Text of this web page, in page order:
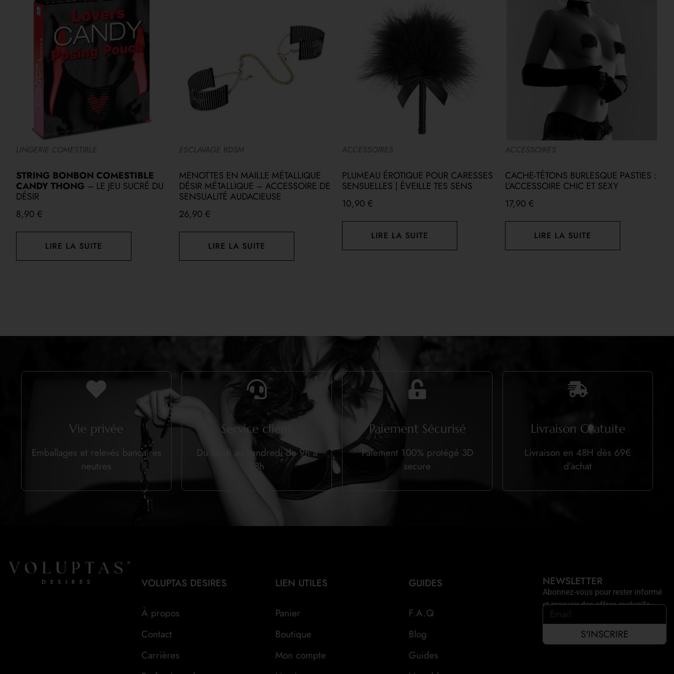
LINGERIE COMESTIBLE
STRING BONBON COMESTIBLE
CANDY THONG – LE JEU SUCRÉ DU
DÉSIR
8,90 €
LIRE LA SUITE
ESCLAVAGE BDSM
MENOTTES EN MAILLE MÉTALLIQUE
DÉSIR MÉTALLIQUE – ACCESSOIRE DE
SENSUALITÉ AUDACIEUSE
26,90 €
LIRE LA SUITE
ACCESSOIRES
PLUMEAU ÉROTIQUE POUR CARESSES
SENSUELLES | ÉVEILLE TES SENS
10,90 €
LIRE LA SUITE
ACCESSOIRES
CACHE-TÉTONS BURLESQUE PASTIES :
L’ACCESSOIRE CHIC ET SEXY
17,90 €
LIRE LA SUITE
Vie privée
Emballages et relevés bancaires
neutres
Service client
Du lundi au vendredi de 9h à
18h
Paiement Sécurisé
Paiement 100% protégé 3D
secure
Livraison Gratuite
Livraison en 48H dès 69€
d’achat
VOLUPTAS DESIRES
À propos
Contact
Carrières
LIEN UTILES
Panier
Boutique
Mon compte
GUIDES
F.A.Q
Blog
Guides
NEWSLETTER
Abonnez-vous pour rester informé
et recevoir des offres exclusifs :